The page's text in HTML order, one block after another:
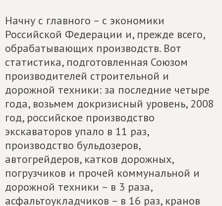
Начну с главного – с экономики
Российской Федерации и, прежде всего,
обрабатывающих производств. Вот
статистика, подготовленная Союзом
производителей строительной и
дорожной техники: за последние четыре
года, возьмем докризисный уровень, 2008
год, российское производство
экскаваторов упало в 11 раз,
производство бульдозеров,
автогрейдеров, катков дорожных,
погрузчиков и прочей коммунальной и
дорожной техники – в 3 раза,
асфальтоукладчиков – в 16 раз, кранов